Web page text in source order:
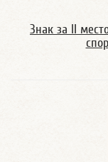
Знак за II